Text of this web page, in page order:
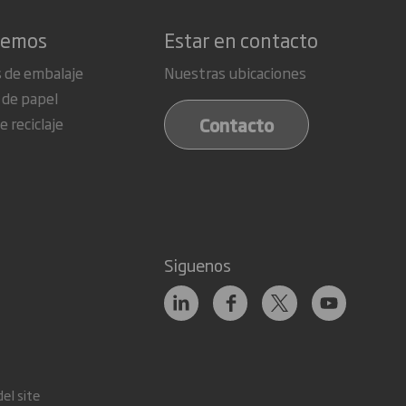
embalaje
papel
reciclaje
Estar en contacto
Nuestras ubicaciones
Contacto
Siguenos
site